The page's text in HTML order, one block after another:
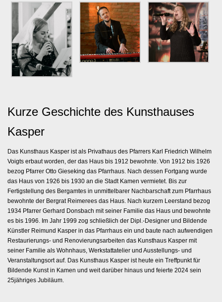
Kurze Geschichte des Kunsthauses
Kasper
Das Kunsthaus Kasper ist als Privathaus des Pfarrers Karl Friedrich Wilhelm
Voigts erbaut worden, der das Haus bis 1912 bewohnte. Von 1912 bis 1926
bezog Pfarrer Otto Gieseking das Pfarrhaus. Nach dessen Fortgang wurde
das Haus von 1926 bis 1930 an die Stadt Kamen vermietet. Bis zur
Fertigstellung des Bergamtes in unmittelbarer Nachbarschaft zum Pfarrhaus
bewohnte der Bergrat Reimerees das Haus. Nach kurzem Leerstand bezog
1934 Pfarrer Gerhard Donsbach mit seiner Familie das Haus und bewohnte
es bis 1996. Im Jahr 1999 zog schließlich der Dipl.-Designer und Bildende
Künstler Reimund Kasper in das Pfarrhaus ein und baute nach aufwendigen
Restaurierungs- und Renovierungsarbeiten das Kunsthaus Kasper mit
seiner Familie als Wohnhaus, Werkstattatelier und Ausstellungs- und
Veranstaltungsort auf. Das Kunsthaus Kasper ist heute ein Treffpunkt für
Bildende Kunst in Kamen und weit darüber hinaus und feierte 2024 sein
25jähriges Jubiläum.